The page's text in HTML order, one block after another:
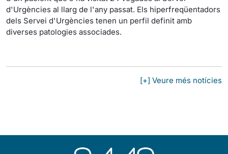
d'Urgències al llarg de l'any passat. Els hiperfreqüentadors
dels Servei d'Urgències tenen un perfil definit amb
diverses patologies associades.
[+] Veure més notícies